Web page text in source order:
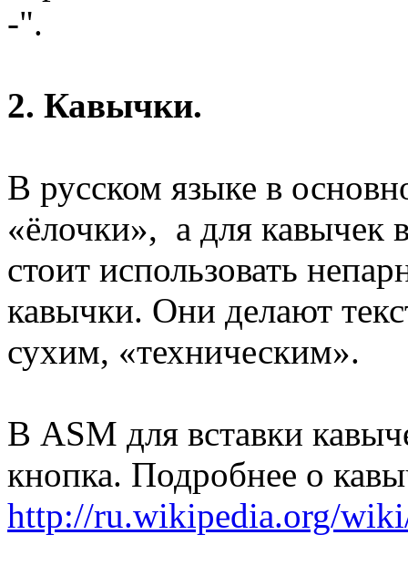
-".
2. Кавычки.
В русском языке в
«ёлочки», а для кавычек
стоит использовать
кавычки. Они делают
сухим, «техническим».
В ASM для вставки
кнопка. Подробнее о
http://ru.wikipedia.org/